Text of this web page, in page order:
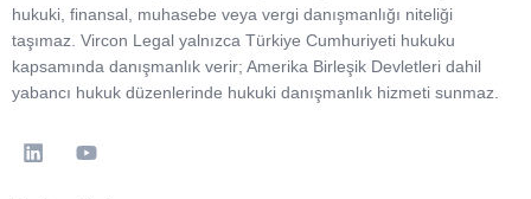
hukuki, finansal, muhasebe veya vergi danışmanlığı niteliği
taşımaz. Vircon Legal yalnızca Türkiye Cumhuriyeti hukuku
kapsamında danışmanlık verir; Amerika Birleşik Devletleri dahil
yabancı hukuk düzenlerinde hukuki danışmanlık hizmeti sunmaz.